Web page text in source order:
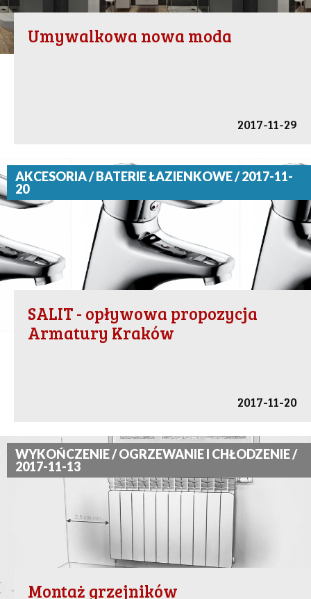
Umywalkowa nowa moda
2017-11-29
AKCESORIA / BATERIE ŁAZIENKOWE / 2017-11-
20
SALIT - opływowa propozycja
Armatury Kraków
2017-11-20
WYKOŃCZENIE / OGRZEWANIE I CHŁODZENIE /
2017-11-13
Montaż grzejników